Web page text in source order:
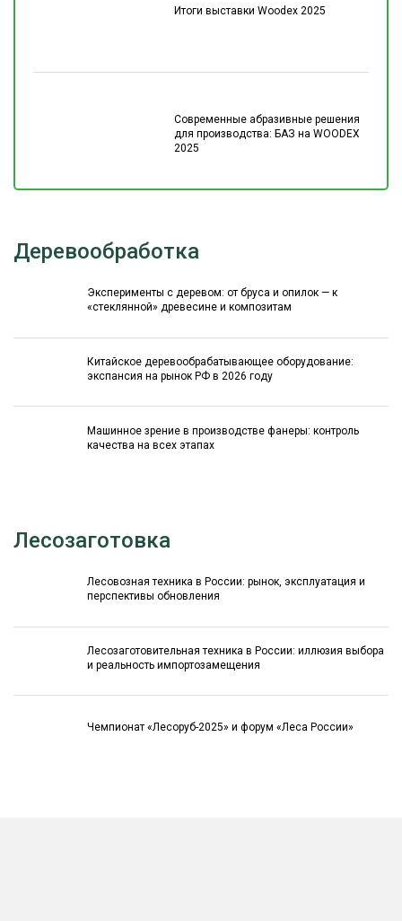
Итоги выставки Woodex 2025
Современные абразивные решения
для производства: БАЗ на WOODEX
2025
Деревообработка
Эксперименты с деревом: от бруса и опилок — к
«стеклянной» древесине и композитам
Китайское деревообрабатывающее оборудование:
экспансия на рынок РФ в 2026 году
Машинное зрение в производстве фанеры: контроль
качества на всех этапах
Лесозаготовка
Лесовозная техника в России: рынок, эксплуатация и
перспективы обновления
Лесозаготовительная техника в России: иллюзия выбора
и реальность импортозамещения
Чемпионат «Лесоруб-2025» и форум «Леса России»